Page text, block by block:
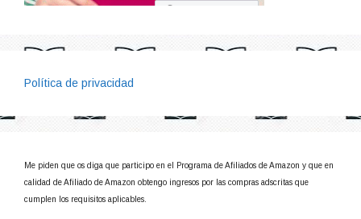
Política de privacidad
Me piden que os diga que participo en el Programa de Afiliados de Amazon y que en
calidad de Afiliado de Amazon obtengo ingresos por las compras adscritas que
cumplen los requisitos aplicables.